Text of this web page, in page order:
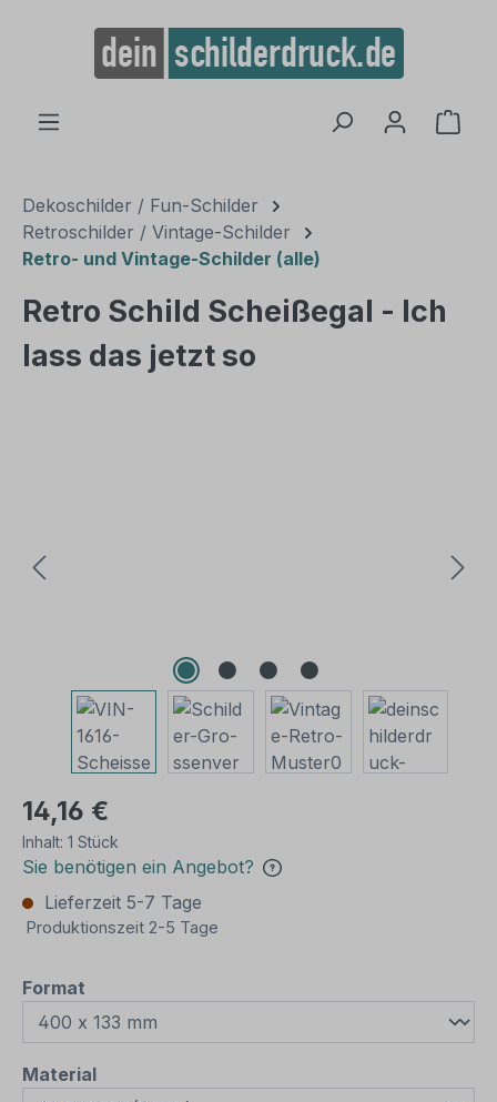
springen
Dekoschilder / Fun-Schilder
Retroschilder / Vintage-Schilder
Retro- und Vintage-Schilder (alle)
Retro Schild Scheißegal - Ich
lass das jetzt so
14,16 €
Inhalt: 1 Stück
Sie benötigen ein Angebot?
Lieferzeit 5-7 Tage
Produktionszeit 2-5 Tage
Format
Materialauswählen